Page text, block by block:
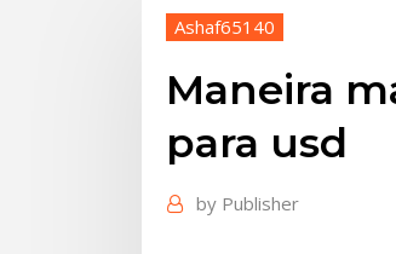
Ashaf65140
Maneira
para usd
by Publisher